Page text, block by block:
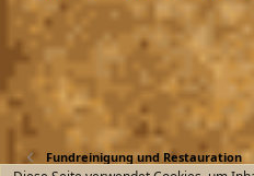
Fundreinigung und Restauration